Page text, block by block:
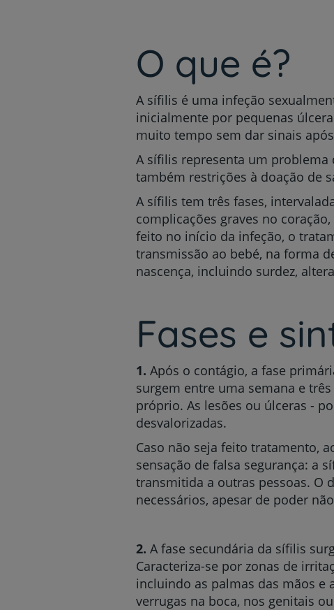
O que é?
A sífilis é uma infeção
inicialmente por pequenas
muito tempo sem dar sinais
A sífilis representa um problema
também restrições à doação de
A sífilis tem três fases,
complicações graves no
feito no início da infeção, o
transmissão ao bebé, na forma
nascença, incluindo surdez,
Fases e
1. Após o contágio, a fase
surgem entre uma semana e
próprio. As lesões ou úlceras -
desvalorizadas.
Caso não seja feito tratamento,
sensação de falsa segurança: a
transmitida a outras pessoas. O
necessários, apesar de poder
2. A fase secundária da sífilis
Caracteriza-se por zonas de
incluindo as palmas das mãos e
verrugas na boca, nos genitais